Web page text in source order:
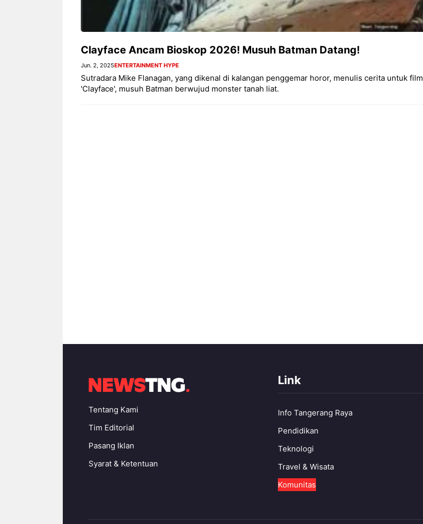
Clayface Ancam Bioskop 2026! Musuh Batman Datang!
Jun. 2, 2025ENTERTAINMENT HYPE
Sutradara Mike Flanagan, yang dikenal di kalangan penggemar horor, menulis cerita untuk film
'Clayface', musuh Batman berwujud monster tanah liat.
Tentang Kami
Tim Editorial
Pasang Iklan
Syarat & Ketentuan
Link
Info Tangerang Raya
Pendidikan
Teknologi
Travel & Wisata
Komunitas